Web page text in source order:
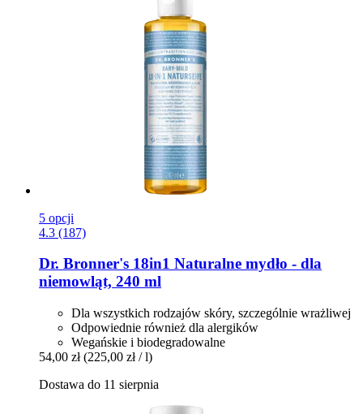
5 opcji
4.3 (187)
Dr. Bronner's 18in1 Naturalne mydło -​ dla
niemowląt, 240 ml
Dla wszystkich rodzajów skóry, szczególnie wrażliwej
Odpowiednie również dla alergików
Wegańskie i biodegradowalne
54,00 zł (225,00 zł / l)
Dostawa do 11 sierpnia